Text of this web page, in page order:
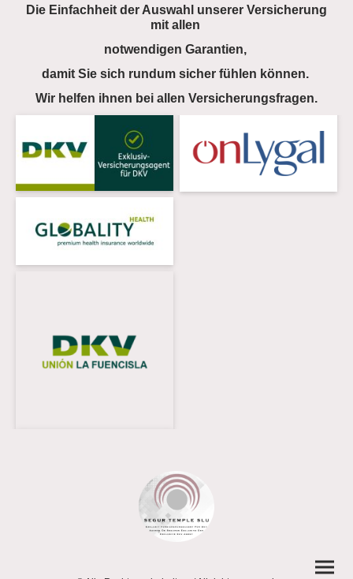
Die Einfachheit der Auswahl unserer Versicherung
mit allen
notwendigen Garantien,
damit Sie sich rundum sicher fühlen können.
Wir helfen ihnen bei allen Versicherungsfragen.